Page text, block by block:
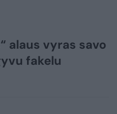
alaus vyras savo
fakelu